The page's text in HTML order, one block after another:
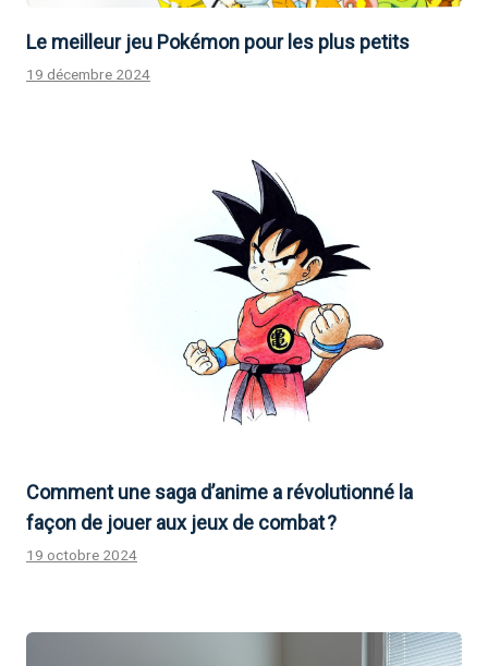
Le meilleur jeu Pokémon pour les plus petits
19 décembre 2024
Comment une saga d’anime a révolutionné la
façon de jouer aux jeux de combat ?
19 octobre 2024